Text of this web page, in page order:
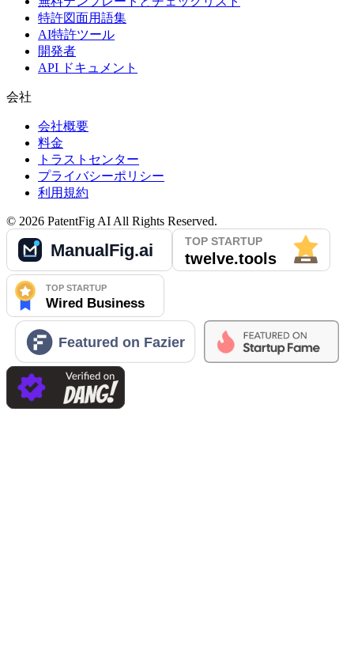
特許図面用語集
AI特許ツール
開発者
API ドキュメント
会社
会社概要
料金
トラストセンター
プライバシーポリシー
利用規約
© 2026 PatentFig AI All Rights Reserved.